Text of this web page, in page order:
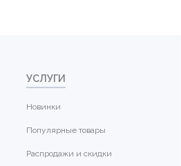
УСЛУГИ
Новинки
Популярные товары
Распродажи и скидки